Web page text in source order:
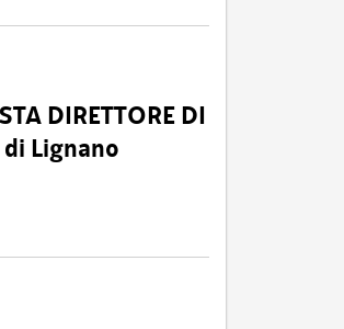
DIRETTORE DI
di Lignano